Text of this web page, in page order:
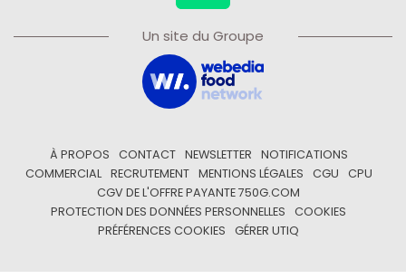
Un site du Groupe
À PROPOS CONTACT NEWSLETTER
NOTIFICATIONS
COMMERCIAL
RECRUTEMENT MENTIONS LÉGALES CGU
CPU
CGV DE L'OFFRE PAYANTE 750G.COM
PROTECTION DES DONNÉES PERSONNELLES
COOKIES
PRÉFÉRENCES COOKIES
GÉRER UTIQ